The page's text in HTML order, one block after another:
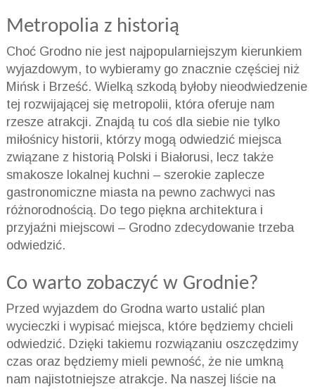
Metropolia z historią
Choć Grodno nie jest najpopularniejszym kierunkiem
wyjazdowym, to wybieramy go znacznie częściej niż
Mińsk i Brześć. Wielką szkodą byłoby nieodwiedzenie
tej rozwijającej się metropolii, która oferuje nam
rzesze atrakcji. Znajdą tu coś dla siebie nie tylko
miłośnicy historii, którzy mogą odwiedzić miejsca
związane z historią Polski i Białorusi, lecz także
smakosze lokalnej kuchni – szerokie zaplecze
gastronomiczne miasta na pewno zachwyci nas
różnorodnością. Do tego piękna architektura i
przyjaźni miejscowi – Grodno zdecydowanie trzeba
odwiedzić.
Co warto zobaczyć w Grodnie?
Przed wyjazdem do Grodna warto ustalić plan
wycieczki i wypisać miejsca, które będziemy chcieli
odwiedzić. Dzięki takiemu rozwiązaniu oszczędzimy
czas oraz będziemy mieli pewność, że nie umkną
nam najistotniejsze atrakcje. Na naszej liście na